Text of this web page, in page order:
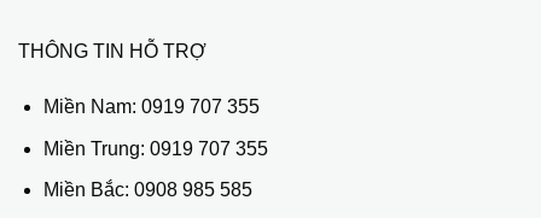
THÔNG TIN HỖ TRỢ
Miền Nam: 0919 707 355
Miền Trung: 0919 707 355
Miền Bắc: 0908 985 585